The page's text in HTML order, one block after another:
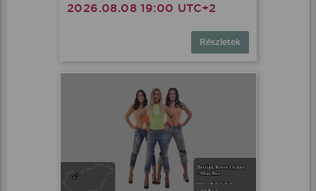
2026.08.08 19:00 UTC+2
Részletek